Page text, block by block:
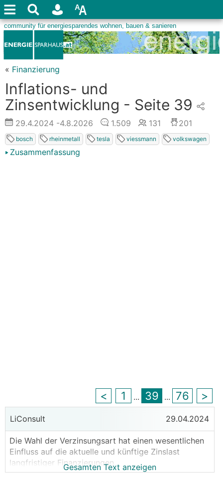
« Finanzierung
Inflations- und
Zinsentwicklung - Seite 39
29.4.2024 -4.8.2026 1.509 131 201
bosch rheinmetall tesla viessmann volkswagen
Zusammenfassung
< 1 ... 39 ... 76 >
LiConsult 29.04.2024
Die Wahl der Verzinsungsart hat einen wesentlichen
Einfluss auf die aktuelle und künftige Zinslast
langfristiger Finanzierungen.
Dieser Thread beschäftigt sich mit dem Thema rund
Gesamten Text anzeigen